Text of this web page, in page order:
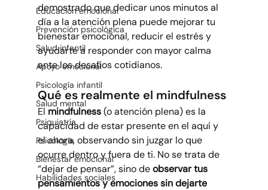
Educación emocional
Prevención psicológica
Salud infantil
Apoyo emocional
Psicología infantil
Salud mental
Psiquiatría
Psicología
Bienestar emocional
Habilidades sociales
demostrado que dedicar unos minutos al
día a la atención plena puede mejorar tu
bienestar emocional, reducir el estrés y
ayudarte a responder con mayor calma
ante los desafíos cotidianos.
Qué es realmente el mindfulness
El mindfulness (o atención plena) es la
capacidad de estar presente en el aquí y
el ahora, observando sin juzgar lo que
ocurre dentro y fuera de ti. No se trata de
“dejar de pensar”, sino de observar tus
pensamientos y emociones sin dejarte